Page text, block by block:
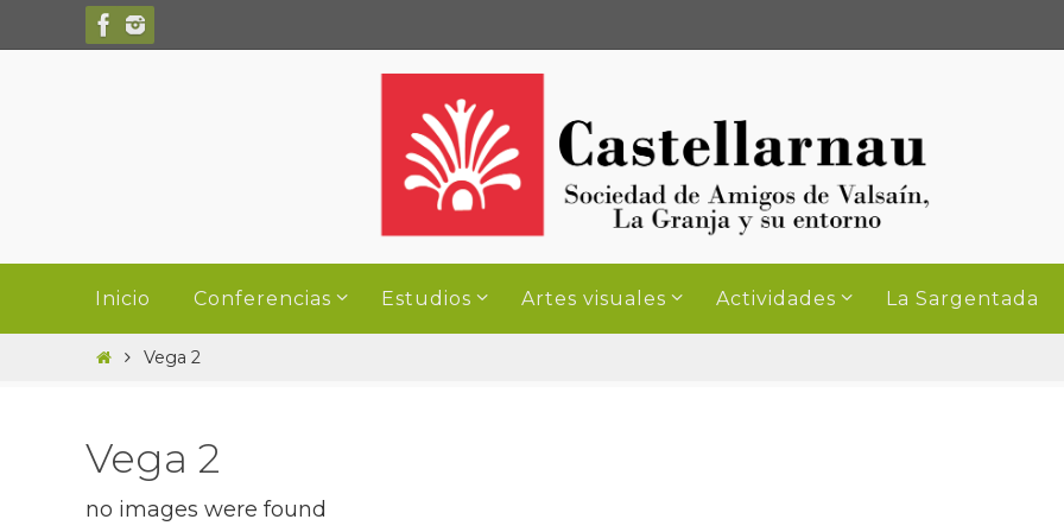
contenido
Inicio Conferencias Estudios Artes visuales Actividades La Sargentada
InicioVega 2
Vega 2
no images were found